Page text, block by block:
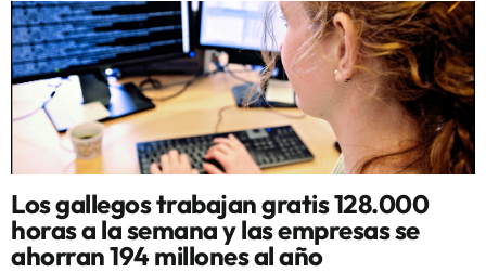
Los gallegos trabajan gratis 128.000
horas a la semana y las empresas se
ahorran 194 millones al año